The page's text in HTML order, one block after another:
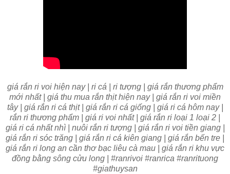
giá rắn ri voi hiện nay | ri cá | ri tượng | giá rắn thương phẩm
mới nhất | giá thu mua rắn thịt hiện nay | giá rắn ri voi miền
tây | giá rắn ri cá thịt | giá rắn ri cá giống | giá ri cá hôm nay |
rắn ri thương phẩm | giá ri voi nhất | giá rắn ri loại 1 loại 2 |
giá ri cá nhất nhì | nuôi rắn ri tượng | giá rắn ri voi tiền giang |
giá rắn ri sóc trăng | giá rắn ri cá kiên giang | giá rắn bến tre |
giá rắn ri long an cần thơ bạc liêu cà mau | giá rắn ri khu vực
đồng bằng sông cửu long | #ranrivoi #ranrica #ranrituong
#giathuysan